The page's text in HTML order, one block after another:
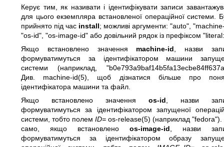
Керує тим, як називати і ідентифікувати записи
для цього екземпляра встановленої операційної системи.
прийнято під час install; можливі аргументи: "auto",
"os-id", "os-image-id" або довільний рядок із префіксом
Якщо встановлено значення machine-id , назви
формуватимуться за ідентифікатором машини
системи (наприклад,
Див. machine-id(5) , щоб дізнатися більше про
ідентифікатора машини та файл.
Якщо встановлено значення os-id, назви
формуватимуться за ідентифікатором запущеної
системи, тобто полем ID= os-release(5) (наприклад "fedora").
само, якщо встановлено os-image-id, назви
формуватимуться за ідентифікатором образу